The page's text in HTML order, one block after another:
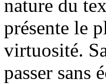
nature du
présente le
virtuosité.
passer sans